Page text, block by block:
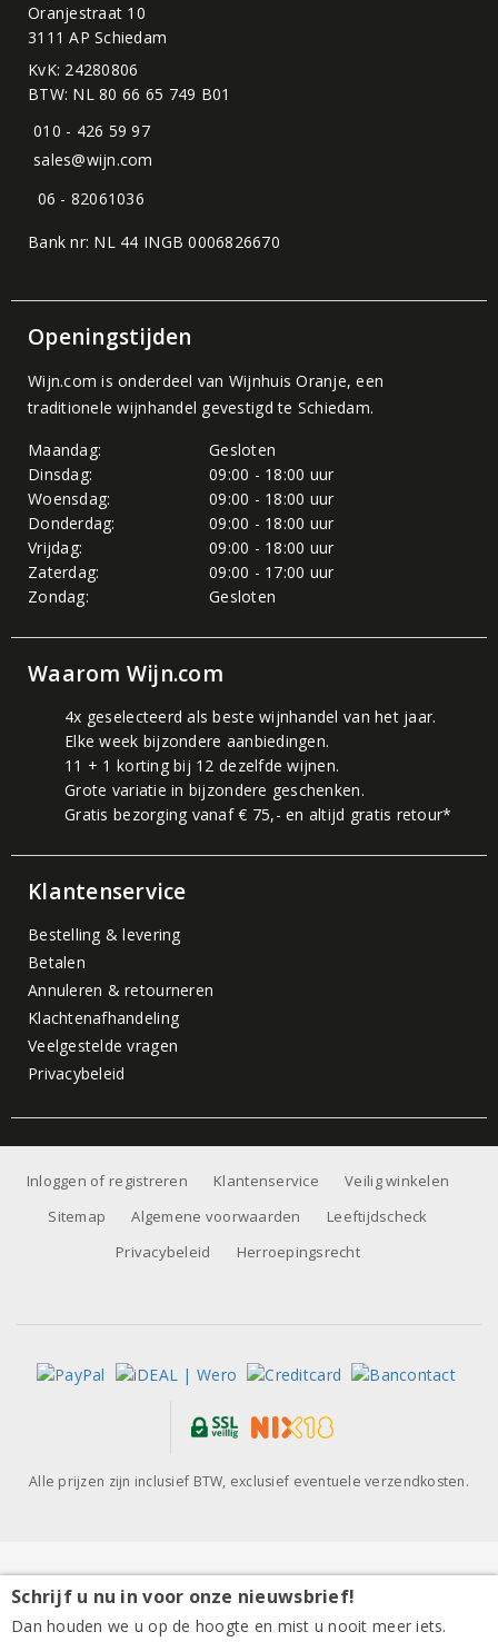
Collefrisio Semis Montepulciano d'Abruzzo 2016
28,95
Oranjestraat 10
3111 AP Schiedam
KvK: 24280806
BTW: NL 80 66 65 749 B01
010 - 426 59 97
sales@wijn.com
06 - 82061036
Bank nr: NL 44 INGB 0006826670
Openingstijden
Wijn.com is onderdeel van Wijnhuis Oranje, een
traditionele wijnhandel gevestigd te Schiedam.
Maandag:
Gesloten
Dinsdag:
09:00 - 18:00 uur
Woensdag:
09:00 - 18:00 uur
Donderdag:
09:00 - 18:00 uur
Vrijdag:
09:00 - 18:00 uur
Zaterdag:
09:00 - 17:00 uur
Zondag:
Gesloten
Waarom Wijn.com
4x geselecteerd als beste wijnhandel van het jaar.
Elke week bijzondere aanbiedingen.
11 + 1 korting bij 12 dezelfde wijnen.
Grote variatie in bijzondere geschenken.
Gratis bezorging vanaf € 75,- en altijd gratis retour*
Klantenservice
Bestelling & levering
Betalen
Annuleren & retourneren
Klachtenafhandeling
Veelgestelde vragen
Privacybeleid
Inloggen of registreren Klantenservice
Veilig winkelen
Sitemap
Algemene voorwaarden
Leeftijdscheck
Privacybeleid
Herroepingsrecht
Alle prijzen zijn inclusief BTW, exclusief eventuele verzendkosten.
Schrijf u nu in voor onze nieuwsbrief!
Dan houden we u op de hoogte en mist u nooit meer iets.